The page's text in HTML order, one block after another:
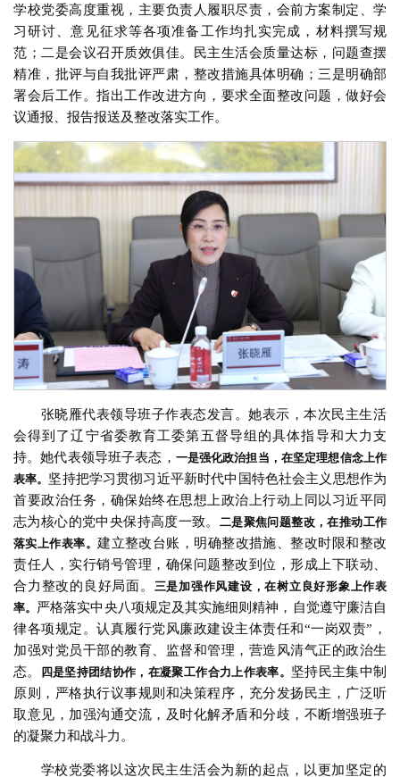
学校党委高度重视，主要负责人履职尽责，会前方案制定、学
习研讨、意见征求等各项准备工作均扎实完成，材料撰写规
范；二是会议召开质效俱佳。民主生活会质量达标，问题查摆
精准，批评与自我批评严肃，整改措施具体明确；三是明确部
署会后工作。指出工作改进方向，要求全面整改问题，做好会
议通报、报告报送及整改落实工作。
张晓雁代表领导班子作表态发言。她表示，本次民主生活
会得到了辽宁省委教育工委第五督导组的具体指导和大力支
持。她代表领导班子表态， 一是强化政治担当，在坚定理想信念上作
表率。 坚持把学习贯彻习近平新时代中国特色社会主义思想作为
首要政治任务，确保始终在思想上政治上行动上同以习近平同
志为核心的党中央保持高度一致。 二是聚焦问题整改，在推动工作
落实上作表率。建立整改台账，明确整改措施、整改时限和整改
责任人，实行销号管理，确保问题整改到位，形成上下联动、
合力整改的良好局面。
三是加强作风建设，在树立良好形象上作表
率。 严格落实中央八项规定及其实施细则精神，自觉遵守廉洁自
律各项规定。认真履行党风廉政建设主体责任和“一岗双责”，
加强对党员干部的教育、监督和管理，营造风清气正的政治生
态。
四是坚持团结协作，在凝聚工作合力上作表率。 坚持民主集中制
原则，严格执行议事规则和决策程序，充分发扬民主，广泛听
取意见，加强沟通交流，及时化解矛盾和分歧，不断增强班子
的凝聚力和战斗力。
学校党委将以这次民主生活会为新的起点，以更加坚定的